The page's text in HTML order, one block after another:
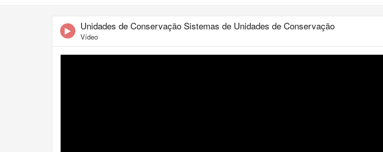
Unidades de Conservação Sistemas de Unidades de Conservação
Vídeo